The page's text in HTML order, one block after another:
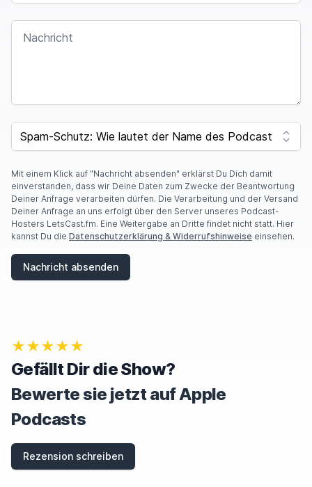
NACHRICHT
SPAM CAPTCHA
Mit einem Klick auf "Nachricht absenden" erklärst Du Dich damit
einverstanden, dass wir Deine Daten zum Zwecke der Beantwortung
Deiner Anfrage verarbeiten dürfen. Die Verarbeitung und der Versand
Deiner Anfrage an uns erfolgt über den Server unseres Podcast-
Hosters LetsCast.fm. Eine Weitergabe an Dritte findet nicht statt. Hier
kannst Du die Datenschutzerklärung & Widerrufshinweise einsehen.
Nachricht absenden
★★★★★
Gefällt Dir die Show?
Bewerte sie jetzt auf Apple
Podcasts
Rezension schreiben